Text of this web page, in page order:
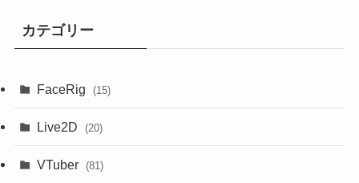
カテゴリー
FaceRig (15)
Live2D (20)
VTuber (81)